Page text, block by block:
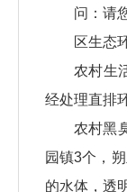
问：请
区生态
农村生
经处理直排
农村黑
园镇3个，
的水体，透